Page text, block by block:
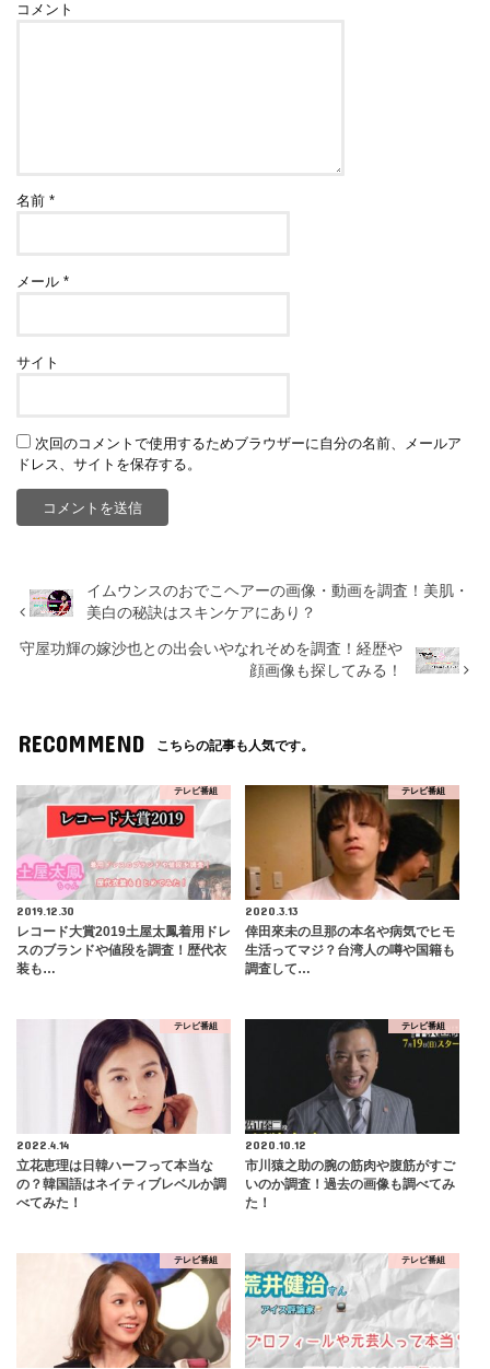
コメント
名前*
メール*
サイト
次回のコメントで使用するためブラウザーに自分の名前、メールア
ドレス、サイトを保存する。
イムウンスのおでこヘアーの画像・動画を調査！美肌・
美白の秘訣はスキンケアにあり？
守屋功輝の嫁沙也との出会いやなれそめを調査！経歴や
顔画像も探してみる！
RECOMMEND こちらの記事も人気です。
テレビ番組
2019.12.30
レコード大賞2019土屋太鳳着用ドレ
スのブランドや値段を調査！歴代衣
装も…
テレビ番組
2020.3.13
倖田來未の旦那の本名や病気でヒモ
生活ってマジ？台湾人の噂や国籍も
調査して…
テレビ番組
2022.4.14
立花恵理は日韓ハーフって本当な
の？韓国語はネイティブレベルか調
べてみた！
テレビ番組
2020.10.12
市川猿之助の腕の筋肉や腹筋がすご
いのか調査！過去の画像も調べてみ
た！
テレビ番組 テレビ番組